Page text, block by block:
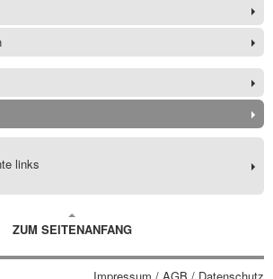
links
ZUM SEITENANFANG
Impressum / AGB / Datenschutz